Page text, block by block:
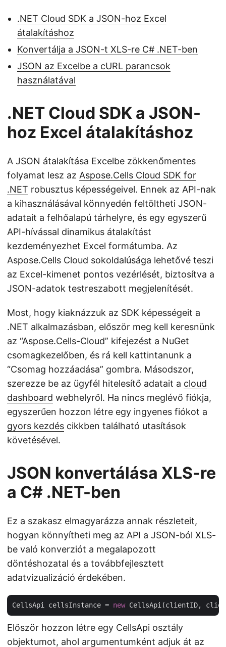
.NET Cloud SDK a JSON-hoz Excel
átalakításhoz
Konvertálja a JSON-t XLS-re C# .NET-ben
JSON az Excelbe a cURL parancsok
használatával
.NET Cloud SDK a JSON-
hoz Excel átalakításhoz
A JSON átalakítása Excelbe zökkenőmentes
folyamat lesz az Aspose.Cells Cloud SDK for
.NET robusztus képességeivel. Ennek az API-nak
a kihasználásával könnyedén feltöltheti JSON-
adatait a felhőalapú tárhelyre, és egy egyszerű
API-hívással dinamikus átalakítást
kezdeményezhet Excel formátumba. Az
Aspose.Cells Cloud sokoldalúsága lehetővé teszi
az Excel-kimenet pontos vezérlését, biztosítva a
JSON-adatok testreszabott megjelenítését.
Most, hogy kiaknázzuk az SDK képességeit a
.NET alkalmazásban, először meg kell keresnünk
az “Aspose.Cells-Cloud” kifejezést a NuGet
csomagkezelőben, és rá kell kattintanunk a
“Csomag hozzáadása” gombra. Másodszor,
szerezze be az ügyfél hitelesítő adatait a cloud
dashboard webhelyről. Ha nincs meglévő fiókja,
egyszerűen hozzon létre egy ingyenes fiókot a
gyors kezdés cikkben található utasítások
követésével.
JSON konvertálása XLS-re
a C# .NET-ben
Ez a szakasz elmagyarázza annak részleteit,
hogyan könnyítheti meg az API a JSON-ból XLS-
be való konverziót a megalapozott
döntéshozatal és a továbbfejlesztett
adatvizualizáció érdekében.
CellsApi cellsInstance = new
Először hozzon létre egy CellsApi osztály
objektumot, ahol argumentumként adjuk át az